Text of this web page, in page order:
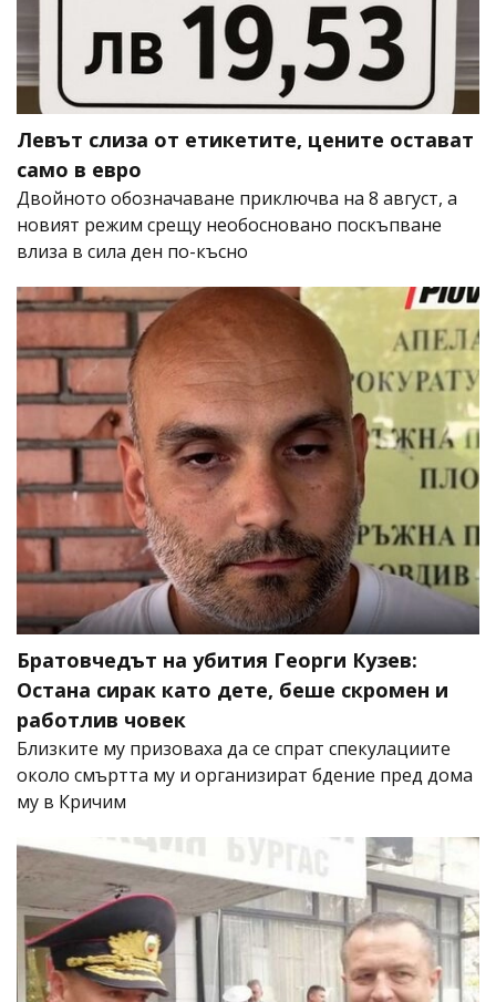
Левът слиза от етикетите, цените остават
само в евро
Двойното обозначаване приключва на 8 август, а
новият режим срещу необосновано поскъпване
влиза в сила ден по-късно
Братовчедът на убития Георги Кузев:
Остана сирак като дете, беше скромен и
работлив човек
Близките му призоваха да се спрат спекулациите
около смъртта му и организират бдение пред дома
му в Кричим